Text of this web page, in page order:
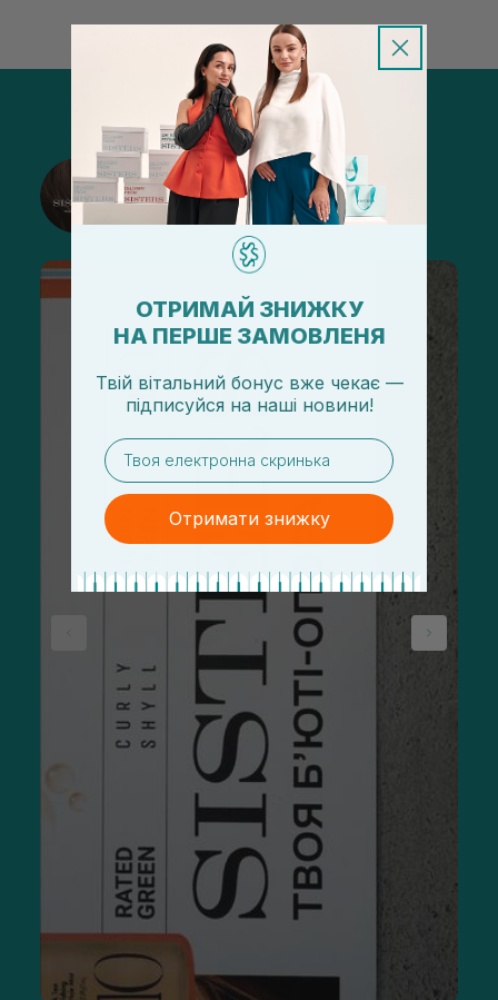
@sisters_stelmakh в Instagram
Подписаться
ОТРИМАЙ ЗНИЖКУ
НА ПЕРШЕ ЗАМОВЛЕНЯ
Твій вітальний бонус вже чекає —
підписуйся на наші новини!
email
Отримати знижку